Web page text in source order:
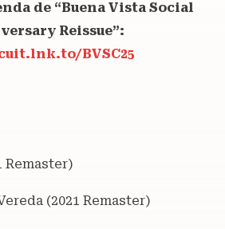
de “Buena Vista Social
Reissue”:
BVSC25
Remaster)
(2021 Remaster)